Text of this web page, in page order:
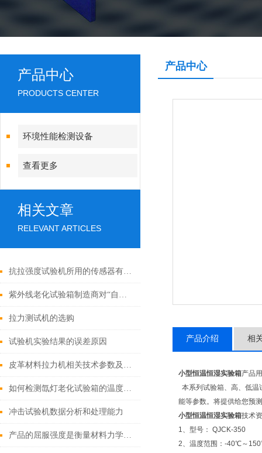
产品中心
PRODUCTS CENTER
环境性能检测设备
查看更多
相关文章
RELEVANT ARTICLES
抗拉强度试验机所用的传感器有哪些？
紫外线老化试验箱制造商对“自然老化”的探讨
拉力测试机的选购
试验机实验结果的误差原因
皮革材料拉力机相关技术参数及特点
如何检测氙灯老化试验箱的温度和光照
冲击试验机数据分析和处理能力
产品的屈服强度是衡量材料力学性能的重要指标之一
产品中心
产品介绍 相
小型恒温恒湿实验箱产品
本系列试验箱、高、低
能等参数。将提供给您预
小型恒温恒湿实验箱技术
1、型号： QJCK-350
2、温度范围：-40℃～